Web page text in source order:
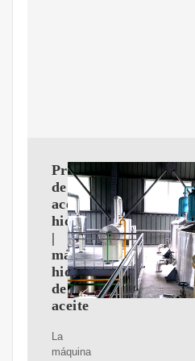
Prensa
de
aceite
hidráulica
|
máquina
hidráulica
de
aceite
La
máquina